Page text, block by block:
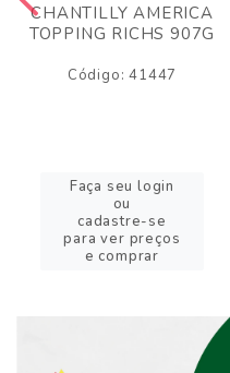
CHANTILLY AMERICA
TOPPING RICHS 907G
Código: 41447
Faça seu login
ou
cadastre-se
para ver preços
e comprar